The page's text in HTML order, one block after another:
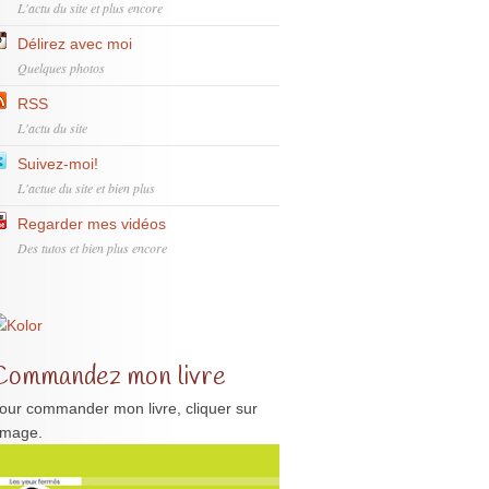
L'actu du site et plus encore
Délirez avec moi
Quelques photos
RSS
L'actu du site
Suivez-moi!
L'actue du site et bien plus
Regarder mes vidéos
Des tutos et bien plus encore
mon livre
commander mon livre, cliquer sur